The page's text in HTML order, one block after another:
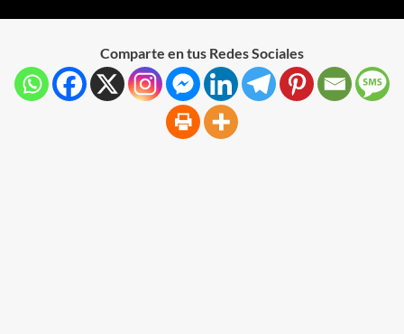
Comparte en tus Redes Sociales